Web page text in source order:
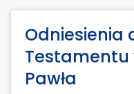
Odniesienia
Testamentu
Pawła